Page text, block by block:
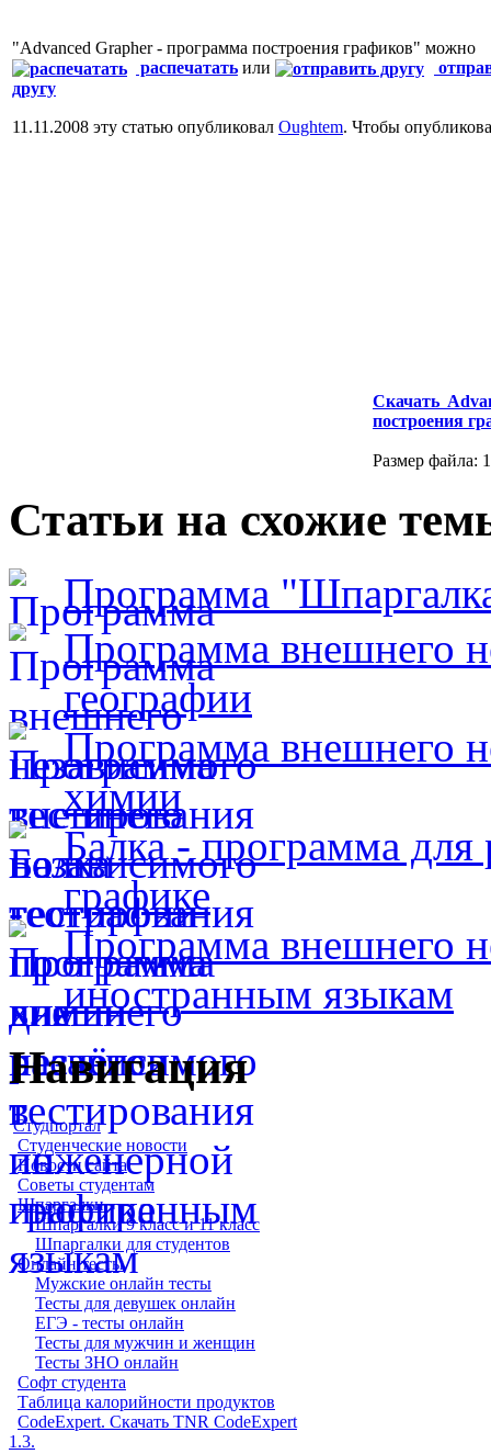
"Advanced Grapher - программа построения графиков" можно
распечатать или
другу
11.11.2008 эту статью опубликовал Oughtem. Чтобы
Скачать
построения
Размер файла:
Статьи на схожие
Программа
Программа внешнего
географии
Программа внешнего
химии
Балка - программа для
графике
Программа внешнего
иностранным языкам
Навигация
Студпортал
Студенческие новости
Новости сайта
Советы студентам
Шпаргалки
Шпаргалки 9 класс и 11 класс
Шпаргалки для студентов
Онлайн тесты
Мужские онлайн тесты
Тесты для девушек онлайн
ЕГЭ - тесты онлайн
Тесты для мужчин и женщин
Тесты ЗНО онлайн
Софт студента
Таблица калорийности продуктов
CodeExpert. Скачать TNR CodeExpert
1.3.